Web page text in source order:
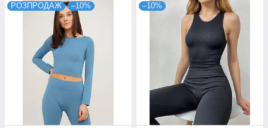
РОЗПРОДАЖ –10% –10%